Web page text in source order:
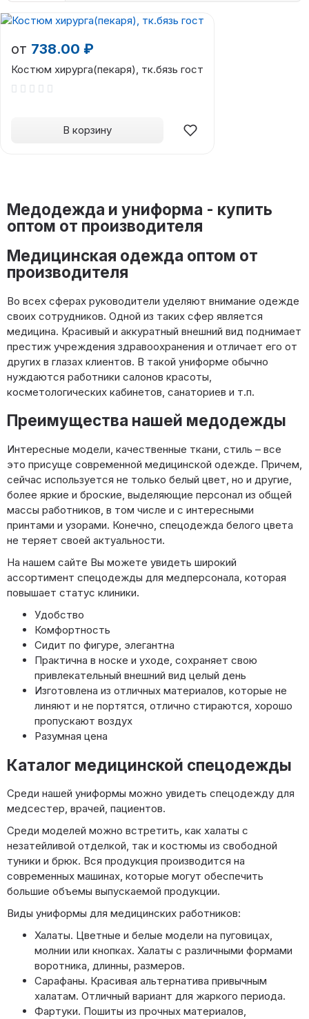
от 738.00 ₽
Костюм хирурга(пекаря), тк.бязь гост
В корзину
Медодежда и униформа - купить
оптом от производителя
Медицинская одежда оптом от
производителя
Во всех сферах руководители уделяют внимание одежде
своих сотрудников. Одной из таких сфер является
медицина. Красивый и аккуратный внешний вид поднимает
престиж учреждения здравоохранения и отличает его от
других в глазах клиентов. В такой униформе обычно
нуждаются работники салонов красоты,
косметологических кабинетов, санаториев и т.п.
Преимущества нашей медодежды
Интересные модели, качественные ткани, стиль – все
это присуще современной медицинской одежде. Причем,
сейчас используется не только белый цвет, но и другие,
более яркие и броские, выделяющие персонал из общей
массы работников, в том числе и с интересными
принтами и узорами. Конечно, спецодежда белого цвета
не теряет своей актуальности.
На нашем сайте Вы можете увидеть широкий
ассортимент спецодежды для медперсонала, которая
повышает статус клиники.
Удобство
Комфортность
Сидит по фигуре, элегантна
Практична в носке и уходе, сохраняет свою
привлекательный внешний вид целый день
Изготовлена из отличных материалов, которые не
линяют и не портятся, отлично стираются, хорошо
пропускают воздух
Разумная цена
Каталог медицинской спецодежды
Среди нашей униформы можно увидеть спецодежду для
медсестер, врачей, пациентов.
Среди моделей можно встретить, как халаты с
незатейливой отделкой, так и костюмы из свободной
туники и брюк. Вся продукция производится на
современных машинах, которые могут обеспечить
большие объемы выпускаемой продукции.
Виды униформы для медицинских работников:
Халаты. Цветные и белые модели на пуговицах,
молнии или кнопках. Халаты с различными формами
воротника, длинны, размеров.
Сарафаны. Красивая альтернатива привычным
халатам. Отличный вариант для жаркого периода.
Фартуки. Пошиты из прочных материалов,